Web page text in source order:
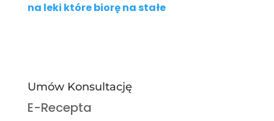
na leki które biorę na stałe
Umów Konsultację
E-Recepta